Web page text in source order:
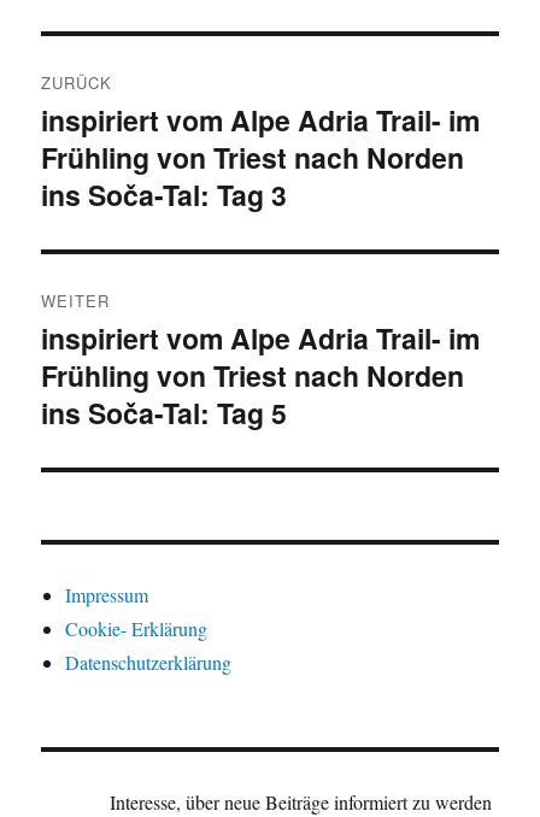
ZURÜCK
Vorheriger
Beitrag:
inspiriert vom Alpe Adria Trail- im
Frühling von Triest nach Norden
ins Soča-Tal: Tag 3
WEITER
Nächster
Beitrag:
inspiriert vom Alpe Adria Trail- im
Frühling von Triest nach Norden
ins Soča-Tal: Tag 5
Impressum
Cookie- Erklärung
Datenschutzerklärung
Interesse, über neue Beiträge informiert zu werden